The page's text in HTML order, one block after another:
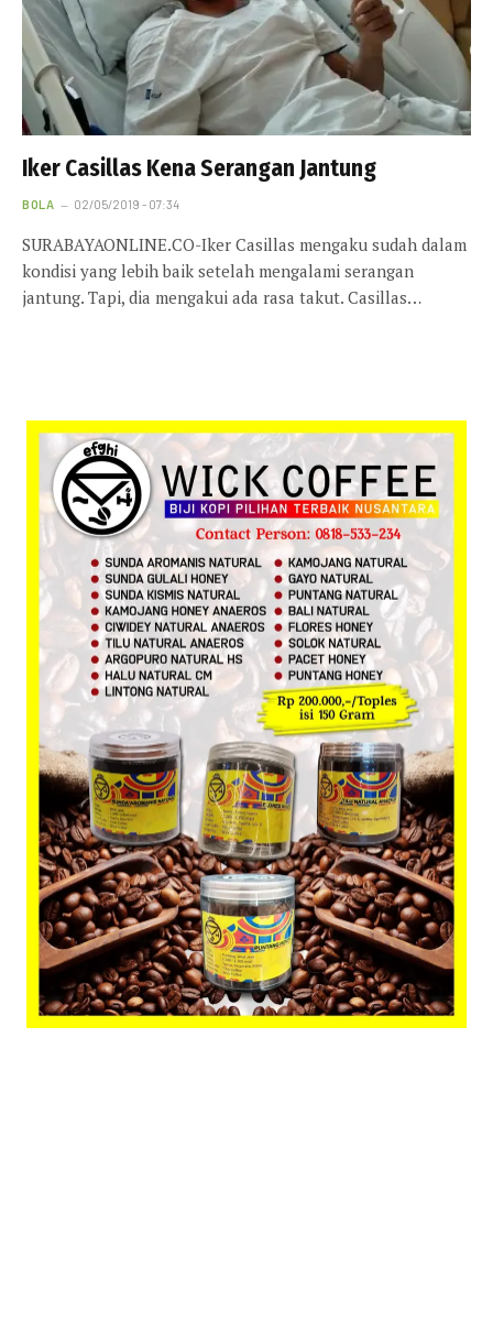
Iker Casillas Kena Serangan Jantung
BOLA 02/05/2019 - 07:34
SURABAYAONLINE.CO-Iker Casillas mengaku sudah dalam
kondisi yang lebih baik setelah mengalami serangan
jantung. Tapi, dia mengakui ada rasa takut. Casillas…